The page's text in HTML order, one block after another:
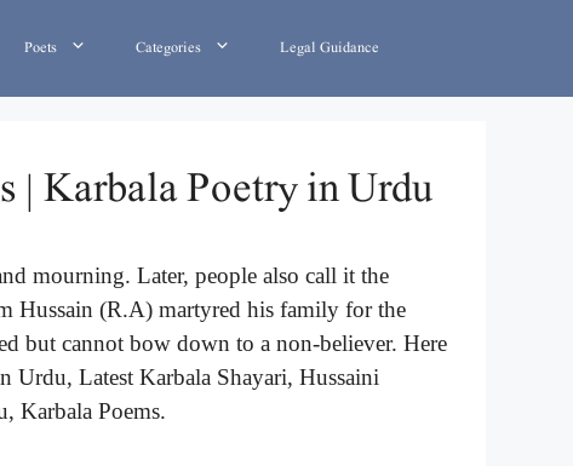
Poets Categories Legal Guidance
| Karbala Poetry in Urdu
mourning. Later, people also call it the
Hussain (R.A) martyred his family for the
but cannot bow down to a non-believer. Here
Urdu, Latest Karbala Shayari, Hussaini
Karbala Poems.